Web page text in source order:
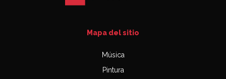
Mapa del sitio
Música
Pintura